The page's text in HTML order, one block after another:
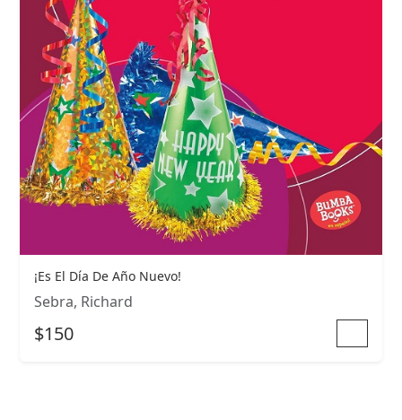
¡Es El Día De Año Nuevo!
Sebra, Richard
$150